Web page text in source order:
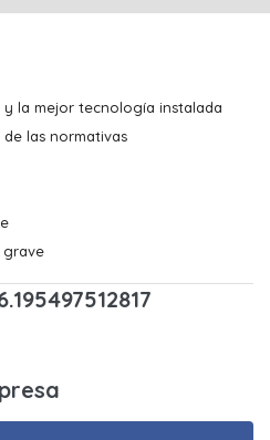
y la mejor tecnología instalada
las normativas
grave